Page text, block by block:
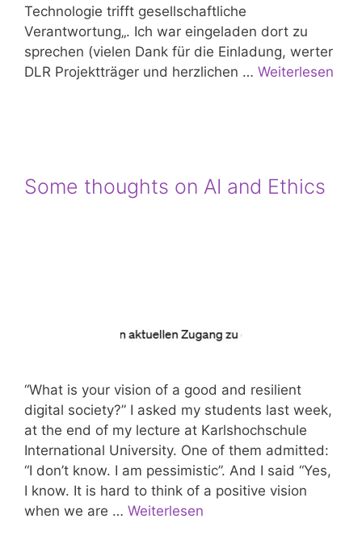
Technologie trifft gesellschaftliche
Verantwortung„. Ich war eingeladen dort zu
sprechen (vielen Dank für die Einladung, werter
DLR Projektträger und herzlichen … Weiterlesen
Some thoughts on AI and Ethics
“What is your vision of a good and resilient
digital society?” I asked my students last week,
at the end of my lecture at Karlshochschule
International University. One of them admitted:
“I don’t know. I am pessimistic”. And I said “Yes,
I know. It is hard to think of a positive vision
when we are … Weiterlesen